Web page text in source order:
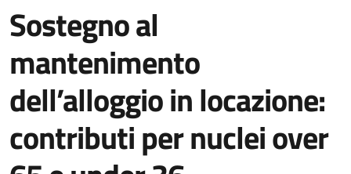
Sostegno al
mantenimento
dell’alloggio in locazione:
contributi per nuclei over